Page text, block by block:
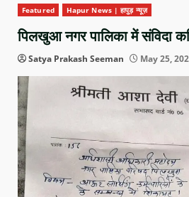
Featured Hapur News | हापुड़ न्यूज़
पिलखुआ नगर पालिका में संविदा
Satya Prakash Seeman May 25,